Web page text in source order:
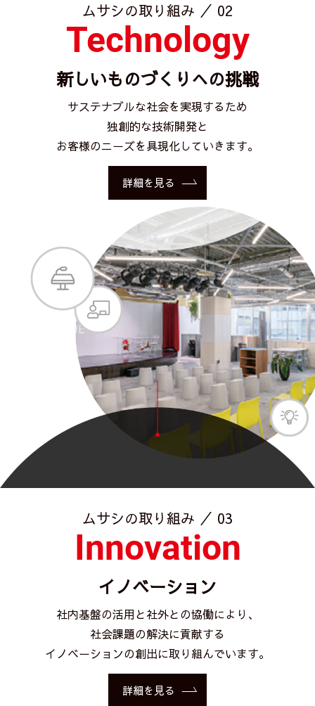
ムサシの取り組み ／ 02
Technology
新しいものづくりへの挑戦
サステナブルな社会を実現するため
独創的な技術開発と
お客様のニーズを具現化していきます。
詳細を見る
ムサシの取り組み ／ 03
Innovation
イノベーション
社内基盤の活用と社外との協働により、
社会課題の解決に貢献する
イノベーションの創出に取り組んでいます。
詳細を見る